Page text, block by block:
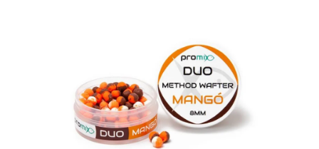
KRMIVÁ,NÁSTRAHY